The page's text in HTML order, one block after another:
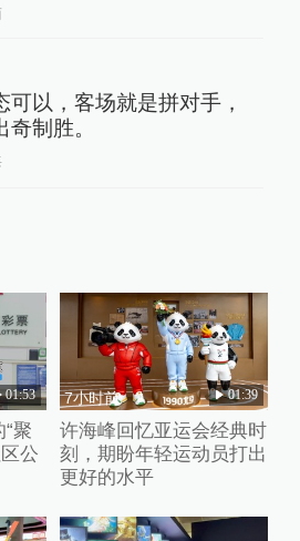
可以，客场就是拼对手，
制胜。
01:53
聚
公
7小时前 01:39
许海峰回忆亚运会经典时
刻，期盼年轻运动员打出
更好的水平